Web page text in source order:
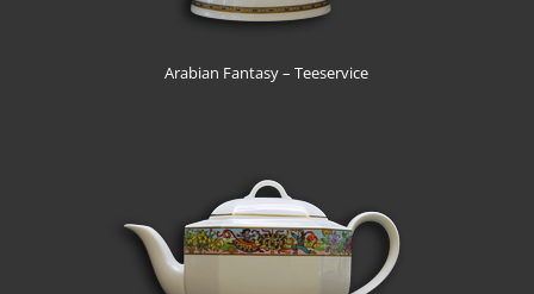
Arabian Fantasy – Teeservice